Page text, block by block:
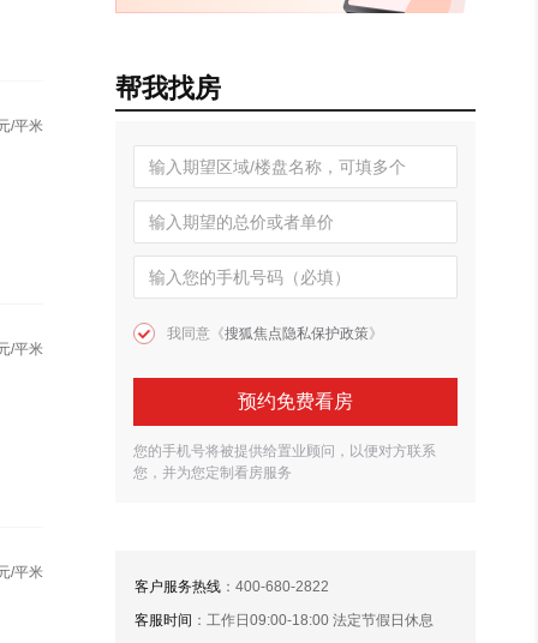
/平米
/平米
/平米
帮我找房
我同意《搜狐焦点隐私保护政策》
预约免费看房
您的手机号将被提供给置业顾问，以便对方联系
您，并为您定制看房服务
客户服务热线 ：400-680-2822
客服时间 ：工作日09:00-18:00 法定节假日休息